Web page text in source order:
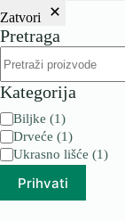
Zatvori
Pretraga
Kategorija
Kategorija
Biljke (1)
Drveće (1)
Ukrasno lišće (1)
Prihvati